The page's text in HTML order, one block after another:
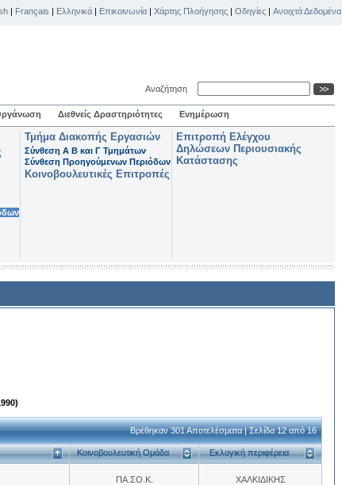
| Français | Ελληνικά | Επικοινωνία | Χάρτης Πλοήγησης | Οδηγίες | Ανοιχτά Δεδομένα
Αναζήτηση
Διεθνείς Δραστηριότητες Ενημέρωση
Τμήμα Διακοπής Εργασιών
Σύνθεση Α Β και Γ Τμημάτων
Σύνθεση Προηγούμενων Περιόδων
Κοινοβουλευτικές Επιτροπές
Επιτροπή Ελέγχου
Δηλώσεων Περιουσιακής
Κατάστασης
Βρέθηκαν 301 Αποτελέσματα | Σελίδα 12 από 16
Κοινοβουλευτική Ομάδα Εκλογική περιφέρεια
ΠΑ.ΣΟ.Κ. ΧΑΛΚΙΔΙΚΗΣ